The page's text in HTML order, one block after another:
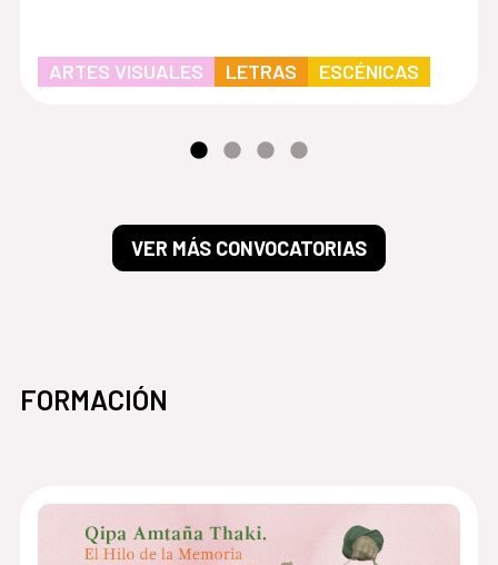
ARTES VISUALES LETRAS ESCÉNICAS
VER MÁS CONVOCATORIAS
FORMACIÓN